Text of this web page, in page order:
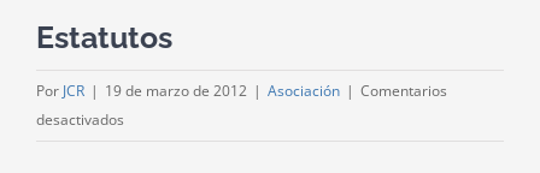
Estatutos
Por JCR | 19 de marzo de 2012 | Asociación | Comentarios
desactivados